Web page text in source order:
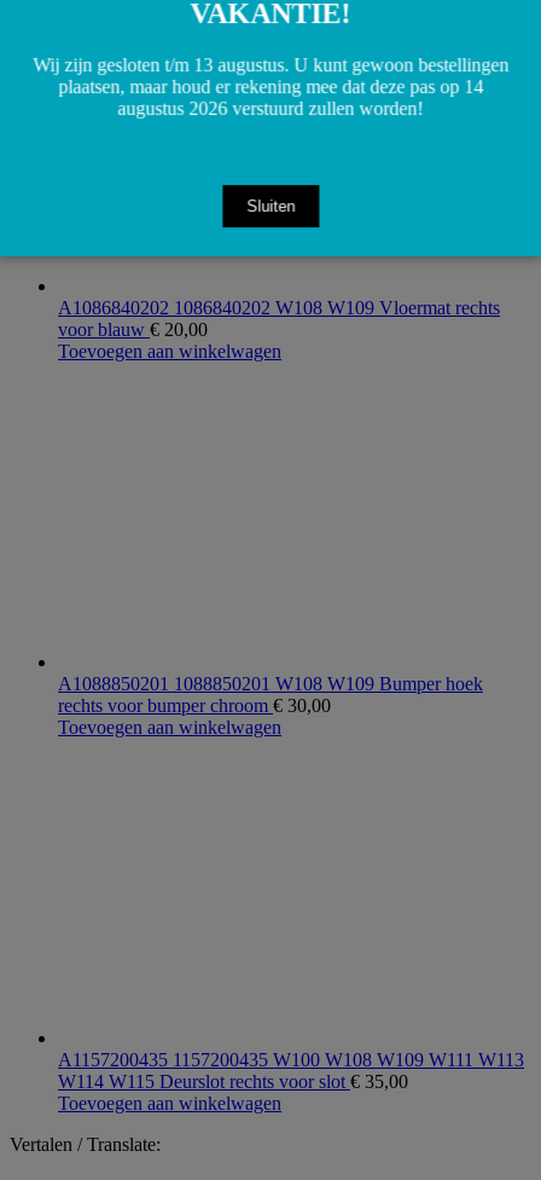
A1086840202 1086840202 W108 W109 Vloermat rechts
voor blauw € 20,00
Toevoegen aan winkelwagen
A1088850201 1088850201 W108 W109 Bumper hoek
rechts voor bumper chroom € 30,00
Toevoegen aan winkelwagen
A1157200435 1157200435 W100 W108 W109 W111 W113
W114 W115 Deurslot rechts voor slot € 35,00
Toevoegen aan winkelwagen
Vertalen / Translate:
VAKANTIE!
Wij zijn gesloten t/m 13 augustus. U kunt gewoon bestellingen
plaatsen, maar houd er rekening mee dat deze pas op 14
augustus 2026 verstuurd zullen worden!
Sluiten